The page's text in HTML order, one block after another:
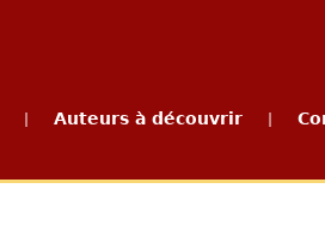
Auteurs à découvrir